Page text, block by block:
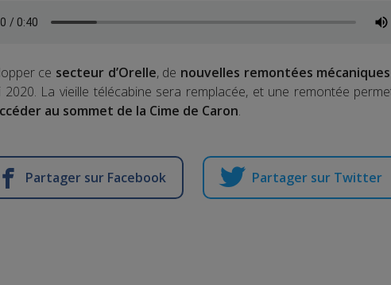
ce secteur d’Orelle, de nouvelles remontées mécaniques
2020. La vieille télécabine sera remplacée, et une remontée
au sommet de la Cime de Caron.
Partager sur Facebook Partager sur Twitter